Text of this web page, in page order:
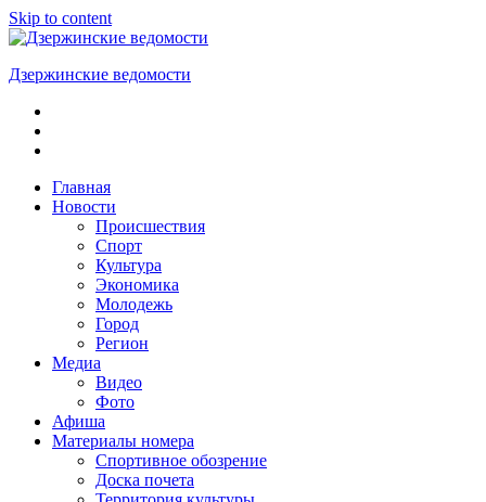
Skip to content
Дзержинские ведомости
ОБЩЕСТВЕННО-
ПОЛИТИЧЕСКАЯ
ГАЗЕТАГлавная
Новости
Происшествия
Спорт
Культура
Экономика
Молодежь
Город
Регион
Медиа
Видео
Фото
Афиша
Материалы номера
Спортивное обозрение
Доска почета